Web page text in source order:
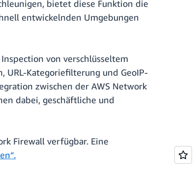
bietet diese Funktion die
entwickelnden Umgebungen
von verschlüsseltem
URL-Kategoriefilterung und GeoIP-
zwischen der AWS Network
dabei, geschäftliche und
Firewall verfügbar. Eine